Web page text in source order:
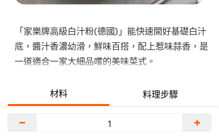
「家樂牌高級白汁粉(德國)」能快速開好基礎白汁
底，醬汁香濃幼滑，鮮味百搭，配上惹味蒜香，是
一道適合一家大細品嚐的美味菜式。
材料 料理步驟
− +